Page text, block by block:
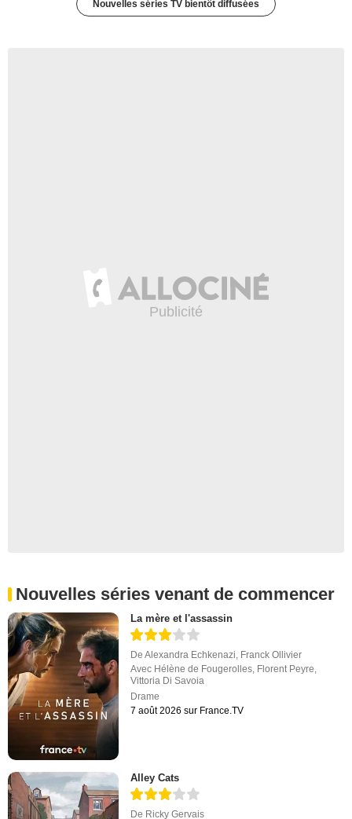
Nouvelles séries TV bientôt diffusées
Nouvelles séries venant de commencer
La mère et l'assassin
DeAlexandra Echkenazi, Franck Ollivier
Avec Hélène de Fougerolles, Florent Peyre,
Vittoria Di Savoia
Drame
7 août 2026 sur France.TV
Alley Cats
De Ricky Gervais